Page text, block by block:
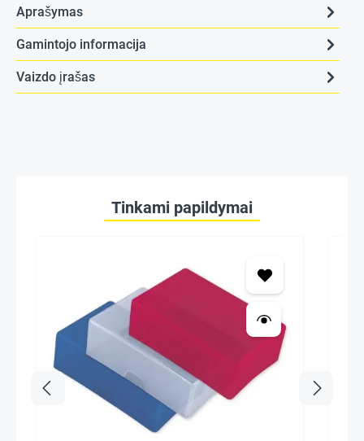
Aprašymas
Gamintojo informacija
Vaizdo įrašas
Tinkami papildymai